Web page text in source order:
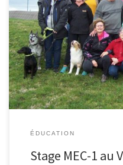
ÉDUCATION
Stage MEC-1 au